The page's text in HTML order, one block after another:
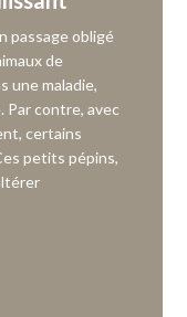
passage obligé
de
une maladie,
Par contre, avec
certains
petits pépins,